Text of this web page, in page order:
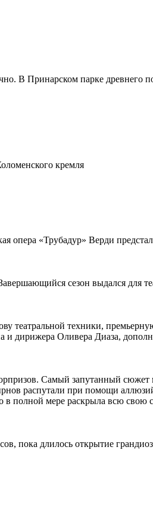
В Принарском парке
кремля
опера «Трубадур» Верди
сезон выдался для
театральной техники,
и дирижера Оливера Диаза,
Самый запутанный
распутали при помощи
полной мере раскрыла всю свою
пока длилось открытие